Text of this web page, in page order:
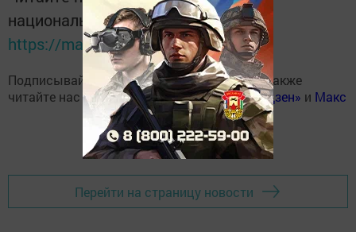
национальном мессенджере MАХ:
https://max.ru/tatmedia
Подписывайтесь на нашTelegram-канал, а также
читайте насВконтакте,Одноклассниках,«Дзен» и Макс
Перейти на страницу новости